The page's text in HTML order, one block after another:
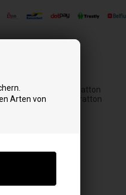
Arten von
Briggs & Stratton
Briggs & Stratton